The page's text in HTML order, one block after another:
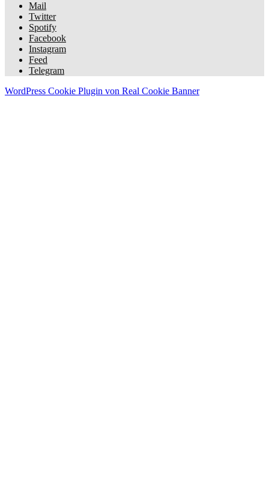
Mail
Twitter
Spotify
Facebook
Instagram
Feed
Telegram
WordPress Cookie Plugin von Real Cookie Banner